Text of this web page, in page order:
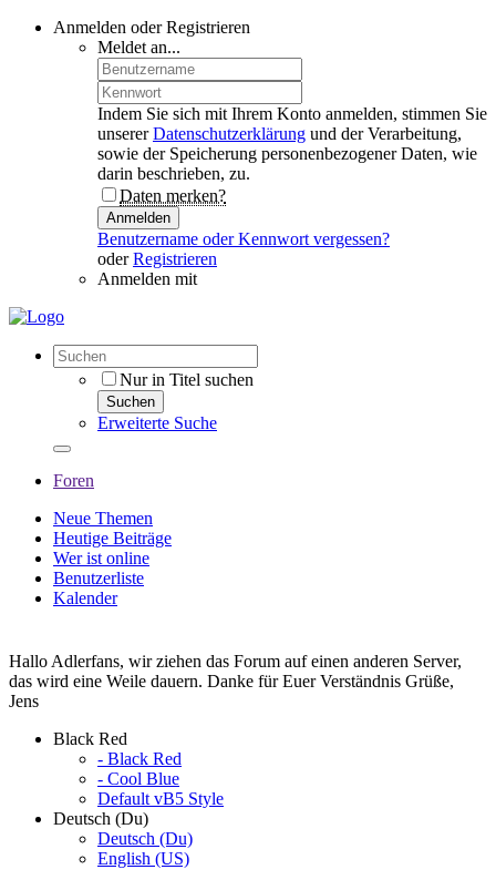
Anmelden oder Registrieren
Meldet an...
Indem Sie sich mit Ihrem Konto anmelden, stimmen Sie
unsererDatenschutzerklärung und der Verarbeitung,
sowie der Speicherung personenbezogener Daten, wie
darin beschrieben, zu.
Daten merken?
Anmelden
Benutzername oder Kennwort vergessen?
oderRegistrieren
Anmelden mit
Nur in Titel suchen
Suchen
Erweiterte Suche
Foren
Neue Themen
Heutige Beiträge
Wer ist online
Benutzerliste
Kalender
Hallo Adlerfans, wir ziehen das Forum auf einen anderen Server,
das wird eine Weile dauern. Danke für Euer Verständnis Grüße,
Jens
Black Red
- Black Red
- Cool Blue
Default vB5 Style
Deutsch (Du)
Deutsch (Du)
English (US)